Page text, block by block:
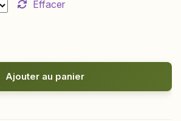
Effacer
Ajouter au panier